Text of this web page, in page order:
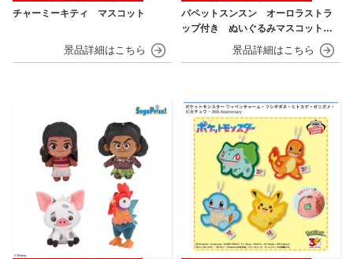
チャーミーキティ マスコット
パペットスンスン オーロラストラ
ップ付き ぬいぐるみマスコット
フルーツver.